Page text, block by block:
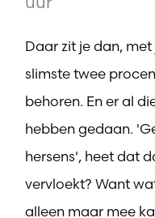
Daar zit je dan,
slimste twee
behoren. En er al
hebben gedaan.
hersens', heet dat
vervloekt? Want
alleen maar mee